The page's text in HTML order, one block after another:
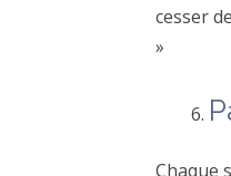
cesser
»
Chaque